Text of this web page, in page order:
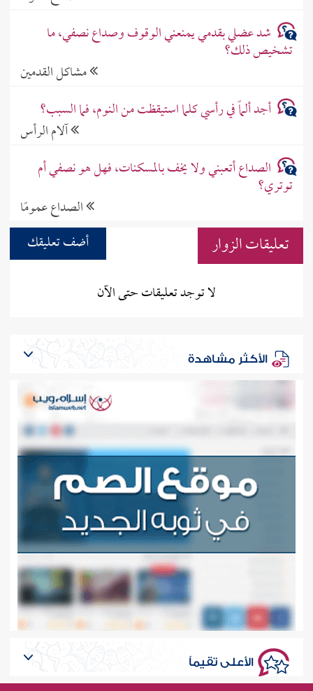
شد عضلي بقدمي يمنعني الوقوف وصداع نصفي، ما
تشخيص ذلك؟
مشاكل القدمين
أجد ألماً في رأسي كلما استيقظت من النوم، فما السبب؟
آلام الرأس
الصداع أتعبني ولا يخف بالمسكنات، فهل هو نصفي أم
توتري؟
الصداع عمومًا
تعليقات الزوار
أضف تعليقك
لا توجد تعليقات حتى الآن
الأكثر مشاهدة
الأعلى تقيماً